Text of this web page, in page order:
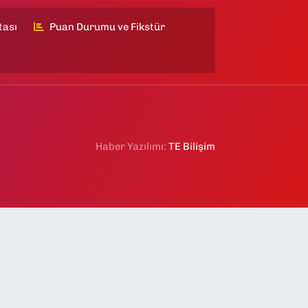
Puan Durumu ve Fikstür
Haber Yazılımı:TE Bilişim